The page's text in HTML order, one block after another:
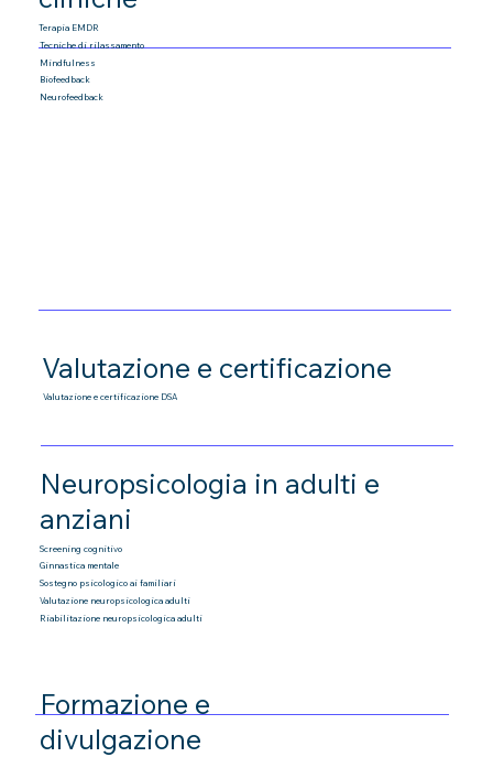
Terapia EMDR
Tecniche di rilassamento
Mindfulness
Biofeedback
Neurofeedback
Valutazione e certificazione
Valutazione e certificazione DSA
Neuropsicologia in adulti e
anziani
Screening cognitivo
Ginnastica mentale
Sostegno psicologico ai familiari
Valutazione neuropsicologica adulti
Riabilitazione neuropsicologica adulti
Formazione e
divulgazione